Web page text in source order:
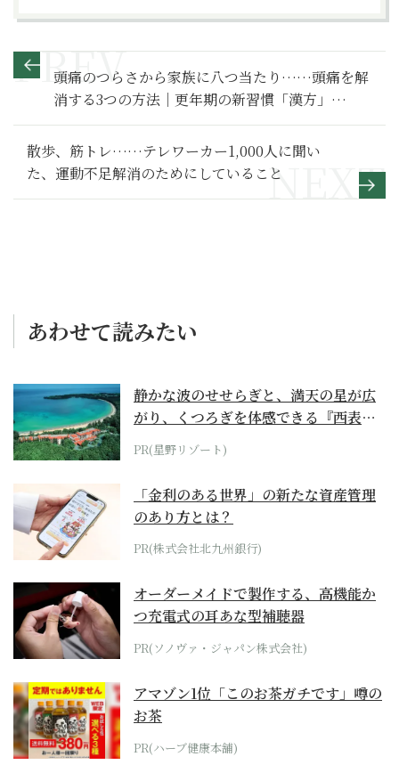
頭痛のつらさから家族に八つ当たり……頭痛を解
消する3つの方法｜更年期の新習慣「漢方」
Q&A（60）
散歩、筋トレ……テレワーカー1,000人に聞い
た、運動不足解消のためにしていること
あわせて読みたい
静かな波のせせらぎと、満天の星が広
がり、くつろぎを体感できる『西表島
ホテル by...
PR(星野リゾート)
「金利のある世界」の新たな資産管理
のあり方とは？
PR(株式会社北九州銀行)
オーダーメイドで製作する、高機能か
つ充電式の耳あな型補聴器
PR(ソノヴァ・ジャパン株式会社)
アマゾン1位「このお茶ガチです」噂の
お茶
PR(ハーブ健康本舗)